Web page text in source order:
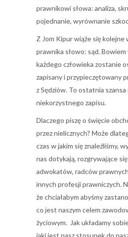
prawnikowi słowa: analiza,
pojednanie, wyrównanie
Z Jom Kipur wiąże się kolejne
prawnika słowo: sąd.
każdego człowieka zostanie
zapisany i przypieczętowany
z Sędziów. To ostatnia
niekorzystnego zapisu.
Dlaczego piszę o święcie
przez nielicznych? Może
czas w jakim się znaleźliśmy,
nas dotykają, rozgrywające
adwokatów, radców
innych profesji prawniczych.
że chciałabym abyśmy
co jest naszym celem
życiowym. Jak układamy
jaki jest nasz stosunek do